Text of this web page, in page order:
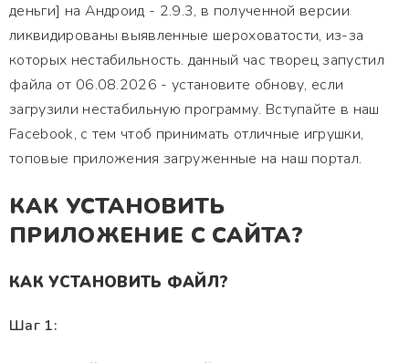
деньги] на Андроид - 2.9.3, в полученной версии
ликвидированы выявленные шероховатости, из-за
которых нестабильность. данный час творец запустил
файла от 06.08.2026 - установите обнову, если
загрузили нестабильную программу. Вступайте в наш
Facebook, с тем чтоб принимать отличные игрушки,
топовые приложения загруженные на наш портал.
КАК УСТАНОВИТЬ
ПРИЛОЖЕНИЕ С САЙТА?
КАК УСТАНОВИТЬ ФАЙЛ?
Шаг 1: